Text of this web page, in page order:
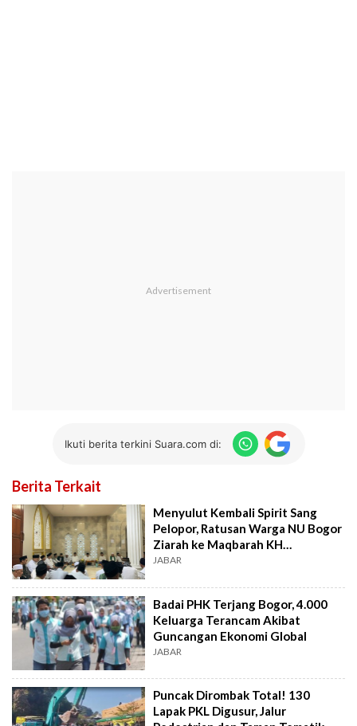
Ikuti berita terkini Suara.com di:
Berita Terkait
Menyulut Kembali Spirit Sang
Pelopor, Ratusan Warga NU Bogor
Ziarah ke Maqbarah KH
Abdurrahim Sanusi
JABAR
Badai PHK Terjang Bogor, 4.000
Keluarga Terancam Akibat
Guncangan Ekonomi Global
JABAR
Puncak Dirombak Total! 130
Lapak PKL Digusur, Jalur